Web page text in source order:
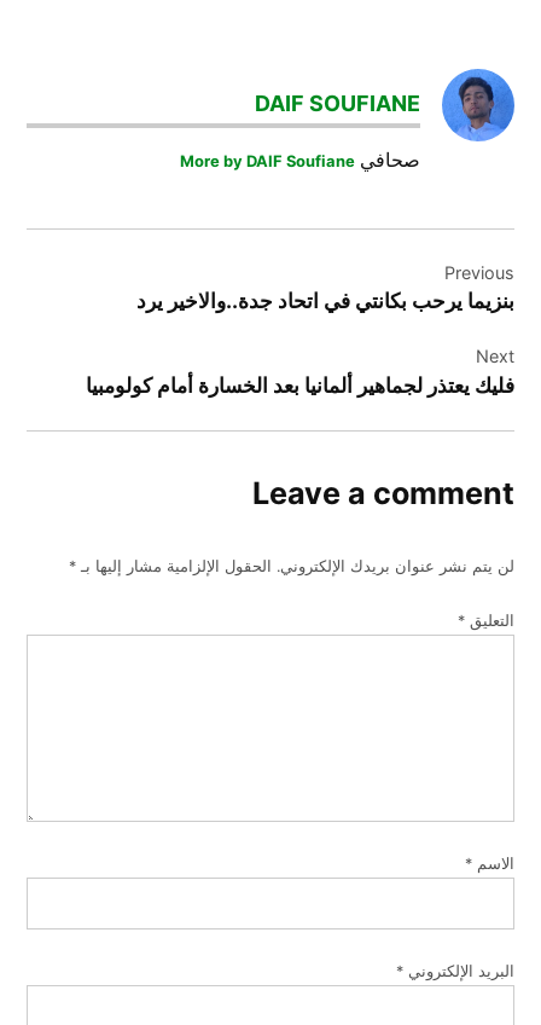
تيديسكو
كرة_القدم
DAIF SOUFIANE
صحافيMore by DAIF Soufiane
المقالات
Previous
بنزيما يرحب بكانتي في اتحاد جدة..والاخير يرد
Next
فليك يعتذر لجماهير ألمانيا بعد الخسارة أمام كولومبيا
Leave a comment
لن يتم نشر عنوان بريدك الإلكتروني. الحقول الإلزامية مشار إليها بـ*
التعليق*
الاسم*
البريد الإلكتروني*